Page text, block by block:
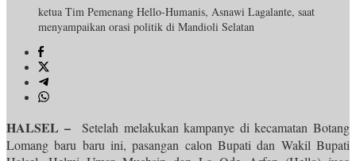
ketua Tim Pemenang Hello-Humanis, Asnawi Lagalante, saat
menyampaikan orasi politik di Mandioli Selatan
HALSEL –
Setelah melakukan kampanye di kecamatan Botang
Lomang baru baru ini, pasangan calon Bupati dan Wakil Bupati